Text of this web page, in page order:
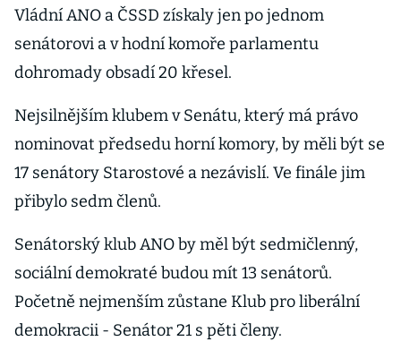
Vládní ANO a ČSSD získaly jen po jednom
senátorovi a v hodní komoře parlamentu
dohromady obsadí 20 křesel.
Nejsilnějším klubem v Senátu, který má právo
nominovat předsedu horní komory, by měli být se
17 senátory Starostové a nezávislí. Ve finále jim
přibylo sedm členů.
Senátorský klub ANO by měl být sedmičlenný,
sociální demokraté budou mít 13 senátorů.
Početně nejmenším zůstane Klub pro liberální
demokracii - Senátor 21 s pěti členy.